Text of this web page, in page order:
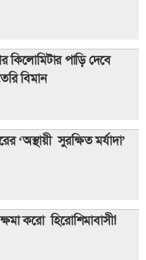
কিলোমিটার পাড়ি দেবে
বিমান
‘অস্থায়ী সুরক্ষিত মর্যাদা’
করো হিরোশিমাবাসী!